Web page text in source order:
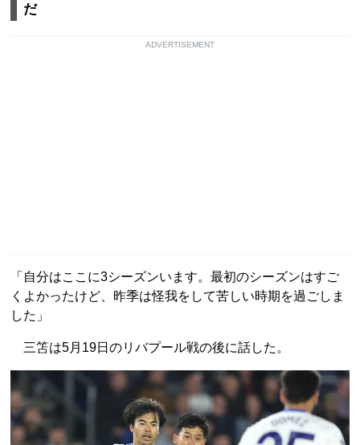
だ
ADVERTISEMENT
「自分はここに3シーズンいます。最初のシーズンはすご
くよかったけど、昨季は怪我をして苦しい時期を過ごしま
した」
三笘は5月19日のリバプール戦の後に話した。